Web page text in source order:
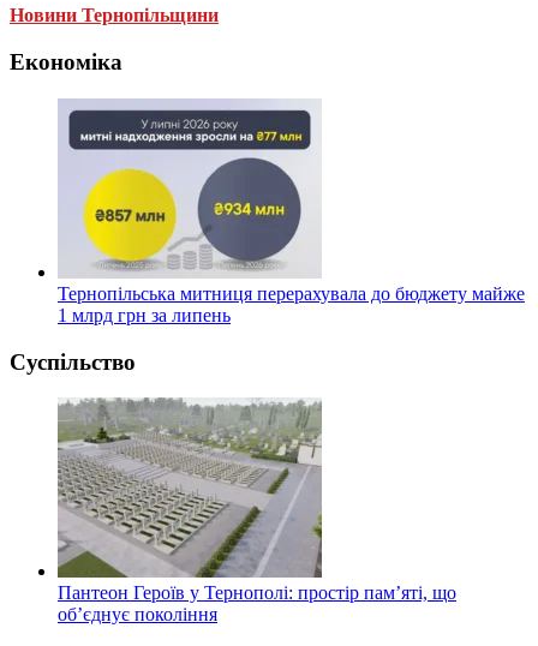
Новини Тернопільщини
Економіка
Тернопільська митниця перерахувала до бюджету майже
1 млрд грн за липень
Суспільство
Пантеон Героїв у Тернополі: простір пам’яті, що
об’єднує покоління